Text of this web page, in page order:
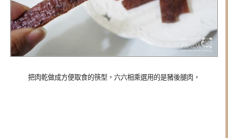
把肉乾做成方便取食的筷型， 六六相乘選用的是豬後腿肉，